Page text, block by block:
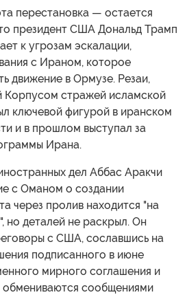
перестановка — остается
президент США Дональд Трамп
к угрозам эскалации,
с Ираном, которое
движение в Ормузе. Резаи,
стражей исламской
ключевой фигурой в иранском
и в прошлом выступал за
Ирана.
дел Аббас Аракчи
с Оманом о создании
через пролив находится "на
но деталей не раскрыл. Он
с США, сославшись на
подписанного в июне
мирного соглашения и
обмениваются сообщениями